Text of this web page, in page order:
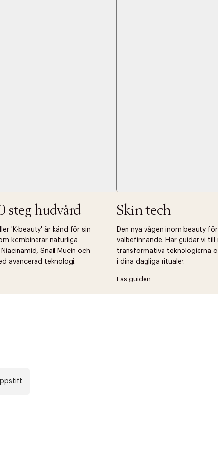
steg hudvård
'K-beauty' är känd för sin
kombinerar naturliga
Snail Mucin och
avancerad teknologi.
Skin tech
Den nya vågen inom beauty
välbefinnande. Här guidar vi till
transformativa teknologierna
i dina dagliga ritualer.
Läs guiden